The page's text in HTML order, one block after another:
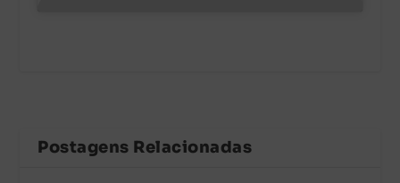
Postagens Relacionadas